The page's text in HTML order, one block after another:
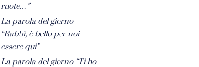
ruote…”
La parola del giorno
“Rabbì, è bello per noi
essere qui”
La parola del giorno “Ti ho